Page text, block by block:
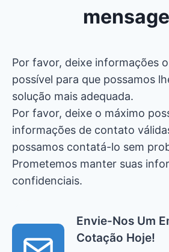
Por favor, deixe informações
possível para que possamos
solução mais adequada.
Por favor, deixe o máximo
informações de contato
possamos contatá-lo sem
Prometemos manter suas
confidenciais.
Envie-Nos Um
Cotação Hoje!